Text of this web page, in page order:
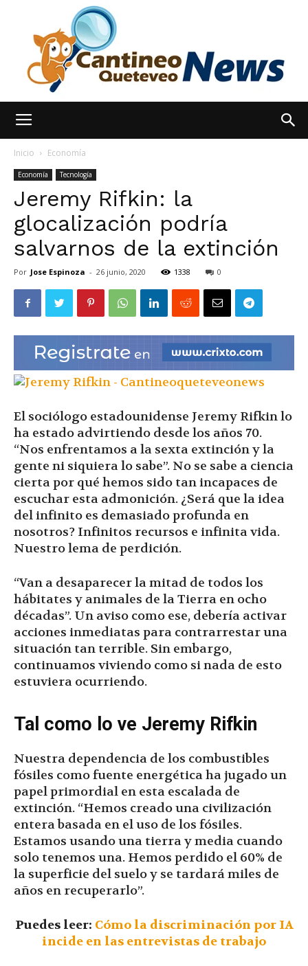
Noticias
hoy
|
Ultima
|
Inicio Economía
Economía Tecnología
Jeremy Rifkin: la
glocalización podría
salvarnos de la extinción
Por Jose Espinoza - 26 junio, 2020 1338 0
El sociólogo estadounidense Jeremy Rifkin lo
ha estado advirtiendo desde los años 70.
“Nos enfrentamos a la sexta extinción y la
gente ni siquiera lo sabe”. No se sabe a ciencia
cierta por qué hemos sido tan incapaces de
escuchar esta admonición. ¿Será que la idea
del infinito es demasiado profunda en
nosotros? Infinitos recursos e infinita vida.
Nuestro lema de perdición.
“Van a desaparecer la mitad de todos los
hábitates y animales de la Tierra en ocho
décadas”. Un aviso como ese, debería activar
acciones inmediatas para contrarrestar una
situación tan terrible. Sin embargo,
continuamos viviendo como si nada de esto
estuviera ocurriendo.
Tal como lo ve Jeremy Rifkin
Nuestra dependencia de los combustibles
fósiles como fuente energética ha jugado un
papel primordial en esta escalada de
extinción. “Hemos creado una civilización
entera basada en el uso de los fósiles.
Estamos usando una tierra y media cuando
solo tenemos una. Hemos perdido el 60% de
la superficie del suelo y se tardará miles de
años en recuperarlo”.
Puedes leer: Cómo la discriminación por IA
incide en las entrevistas de trabajo